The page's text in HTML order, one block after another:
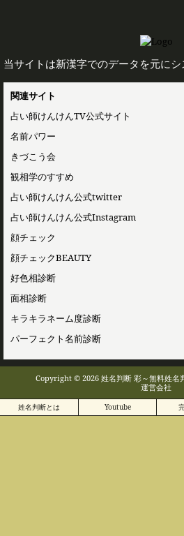
当サイトは新漢字でのデータを元にシ
関連サイト
占い師けんけんTV公式サイト
名前パワー
きづこう会
観相学のすすめ
占い師けんけん公式twitter
占い師けんけん公式Instagram
顔チェック
顔チェックBEAUTY
好色相診断
面相診断
キラキラネーム度診断
パーフェクト名前診断
Copyright © 2026 姓名判断 彩～無料姓名
運営会社
姓名判断とは Youtube